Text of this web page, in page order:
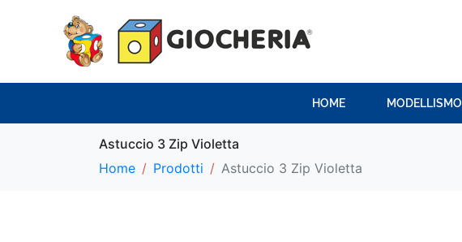
HOME MODELLISMO
Astuccio 3 Zip Violetta
Home
Prodotti Astuccio 3 Zip Violetta